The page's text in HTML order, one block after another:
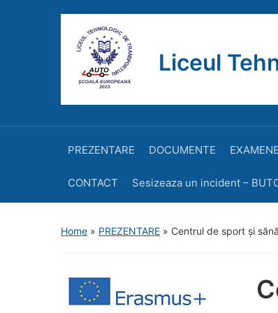
Liceul
PREZENTARE DOCUMENTE
CONTACT Sesizeaza un incident –
Home » PREZENTARE » Centrul de sport și